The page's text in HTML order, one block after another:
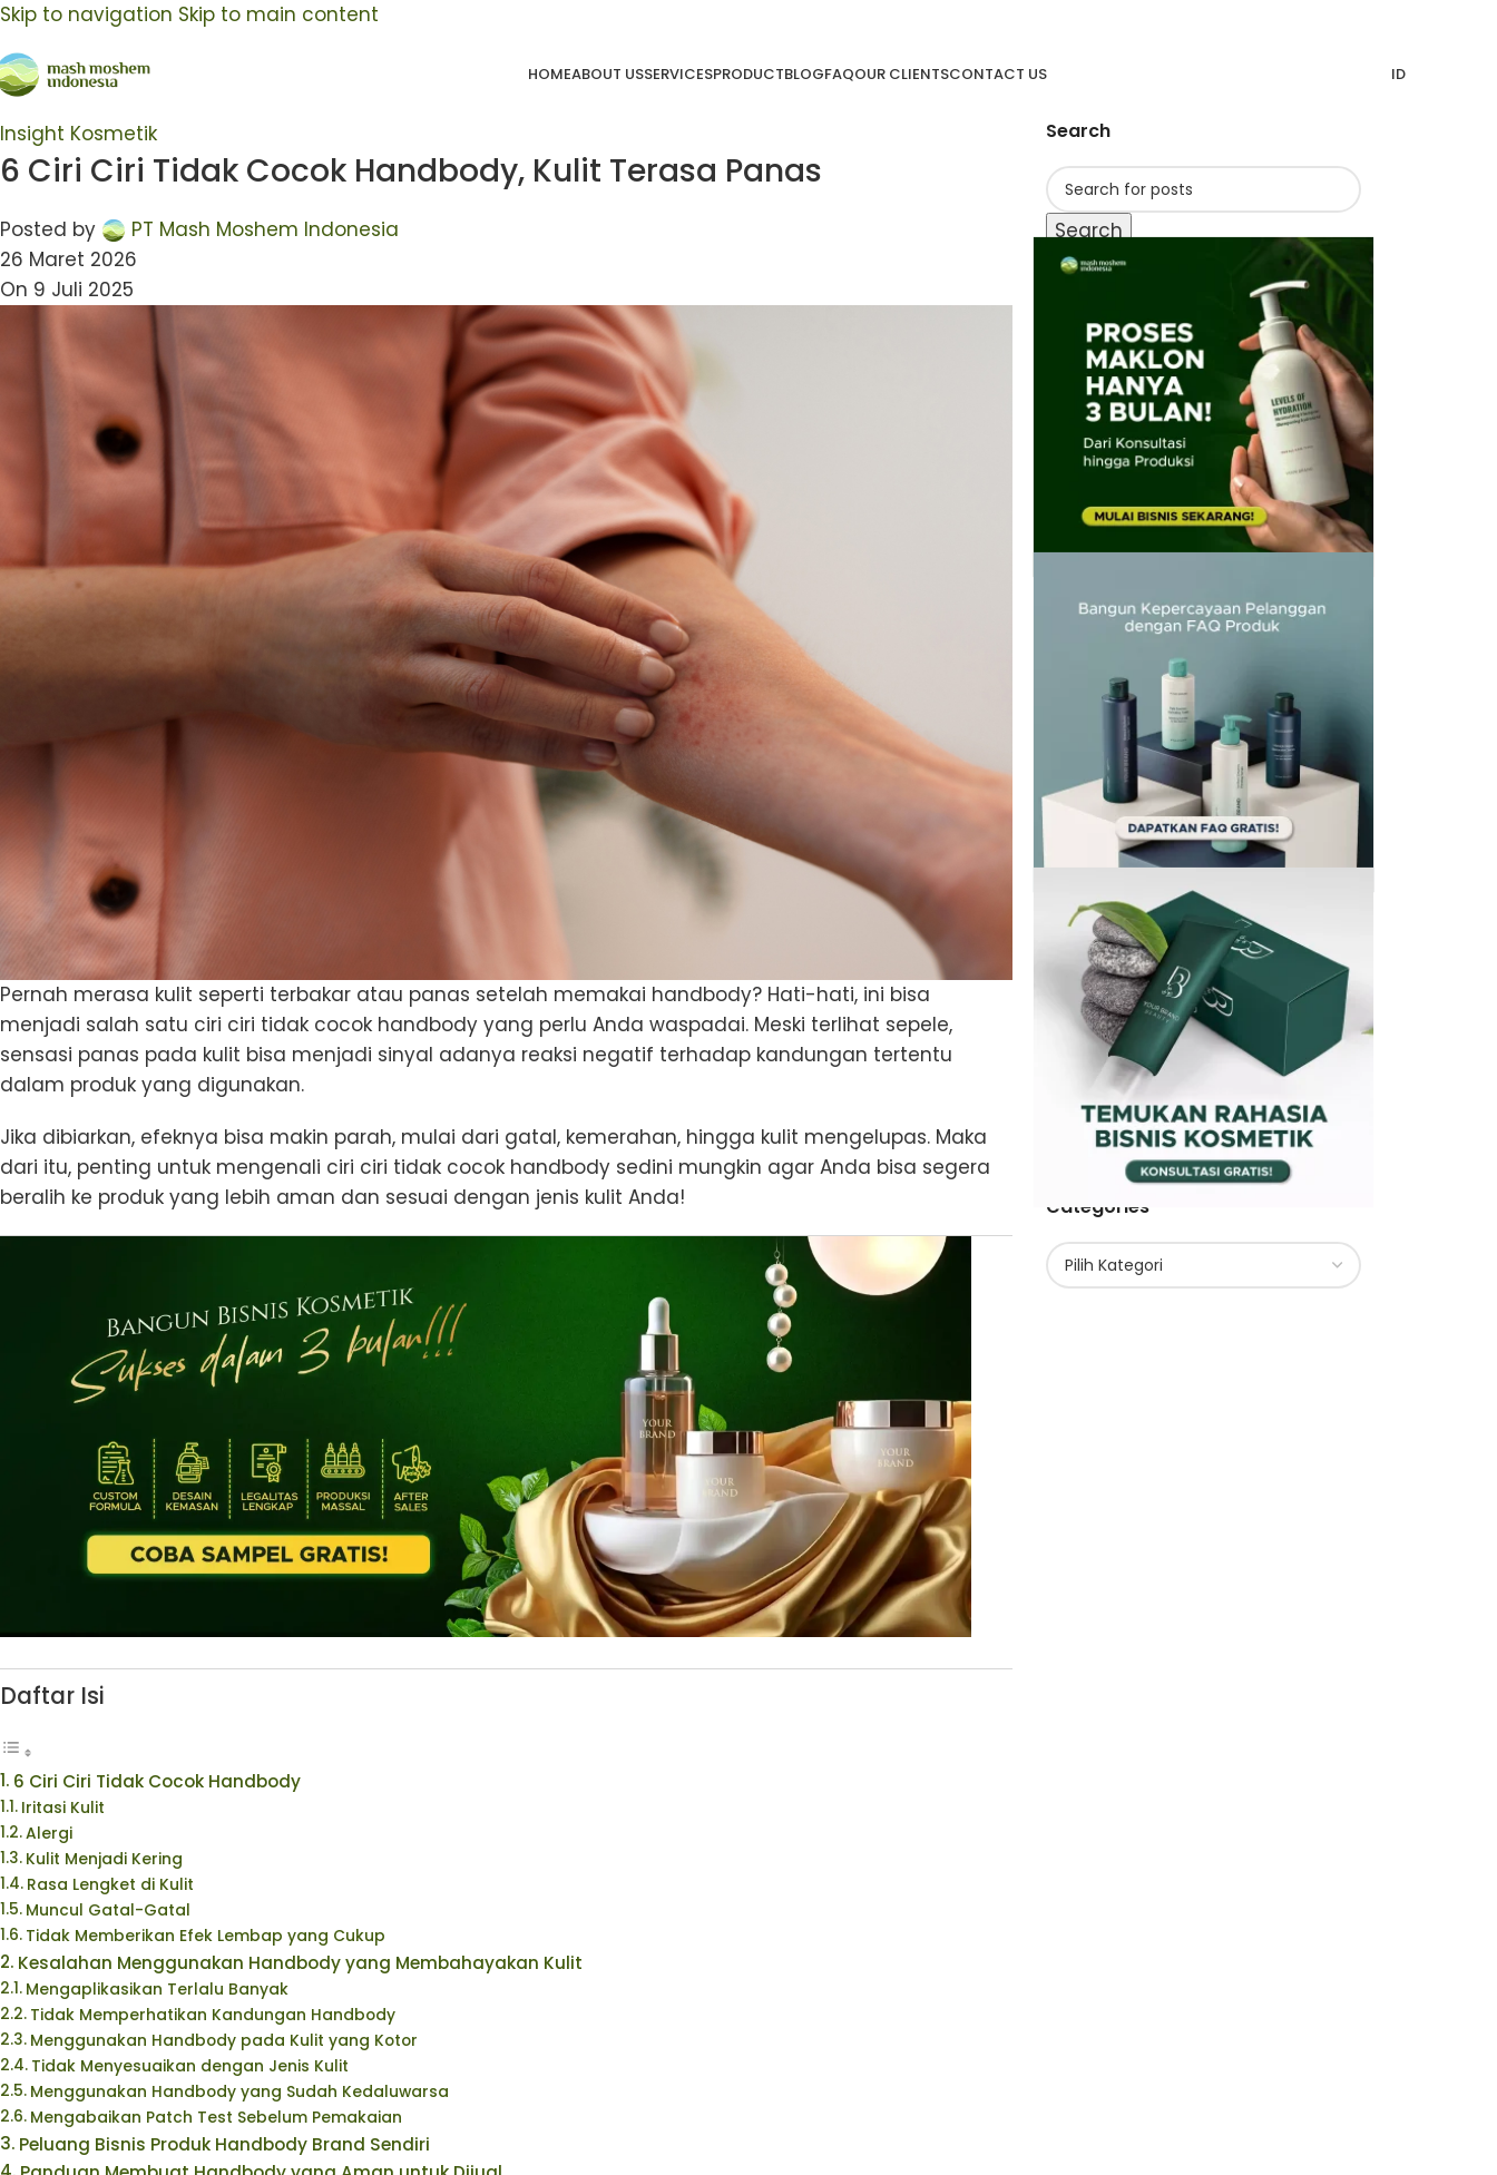
Skip to navigation Skip to main content
HOMEABOUT USSERVICESPRODUCTBLOGFAQOUR CLIENTSCONTACT US ID
Insight Kosmetik
6 Ciri Ciri Tidak Cocok Handbody, Kulit Terasa Panas
Posted by
PT Mash Moshem Indonesia
26 Maret 2026
On 9 Juli 2025
Pernah merasa kulit seperti terbakar atau panas setelah memakai handbody? Hati-hati, ini bisa
menjadi salah satu ciri ciri tidak cocok handbody yang perlu Anda waspadai. Meski terlihat sepele,
sensasi panas pada kulit bisa menjadi sinyal adanya reaksi negatif terhadap kandungan tertentu
dalam produk yang digunakan.
Jika dibiarkan, efeknya bisa makin parah, mulai dari gatal, kemerahan, hingga kulit mengelupas. Maka
dari itu, penting untuk mengenali ciri ciri tidak cocok handbody sedini mungkin agar Anda bisa segera
beralih ke produk yang lebih aman dan sesuai dengan jenis kulit Anda!
Daftar Isi
6 Ciri Ciri Tidak Cocok Handbody
Iritasi Kulit
Alergi
Kulit Menjadi Kering
Rasa Lengket di Kulit
Muncul Gatal-Gatal
Tidak Memberikan Efek Lembap yang Cukup
Kesalahan Menggunakan Handbody yang Membahayakan Kulit
Mengaplikasikan Terlalu Banyak
Tidak Memperhatikan Kandungan Handbody
Menggunakan Handbody pada Kulit yang Kotor
Tidak Menyesuaikan dengan Jenis Kulit
Menggunakan Handbody yang Sudah Kedaluwarsa
Mengabaikan Patch Test Sebelum Pemakaian
Peluang Bisnis Produk Handbody Brand Sendiri
Search
Search
Categories